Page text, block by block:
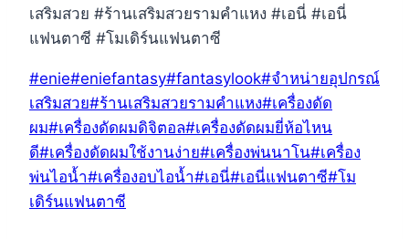
เสริมสวย #ร้านเสริมสวยรามคำแหง #เอนี่ #เอนี่
แฟนตาซี #โมเดิร์นแฟนตาซี
Post
Tags:
#enie#eniefantasy#fantasylook#จำหน่ายอุปกรณ์
เสริมสวย#ร้านเสริมสวยรามคำแหง#เครื่องดัด
ผม#เครื่องดัดผมดิจิตอล#เครื่องดัดผมยี่ห้อไหน
ดี#เครื่องดัดผมใช้งานง่าย#เครื่องพ่นนาโน#เครื่อง
พ่นไอน้ำ#เครื่องอบไอน้ำ#เอนี่#เอนี่แฟนตาซี#โม
เดิร์นแฟนตาซี